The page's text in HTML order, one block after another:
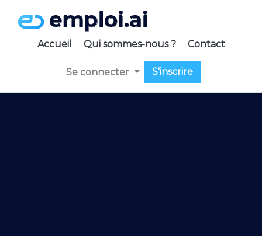
Accueil Qui sommes-nous ? Contact
Se connecter S'inscrire